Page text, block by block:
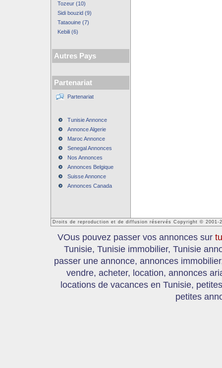
Tozeur (10)
Sidi bouzid (9)
Tataouine (7)
Kebili (6)
Autres Pays
Partenariat
Partenariat
Tunisie Annonce
Annonce Algerie
Maroc Annonce
Senegal Annonces
Nos Annonces
Annonces Belgique
Suisse Annonce
Annonces Canada
Droits de reproduction et de diffusion réservés Copyright © 2001-
VOus pouvez passer vos annonces sur
Tunisie, Tunisie immobilier, Tunisie
passer une annonce, annonces
vendre, acheter, location, annonces
locations de vacances en Tunisie,
petites